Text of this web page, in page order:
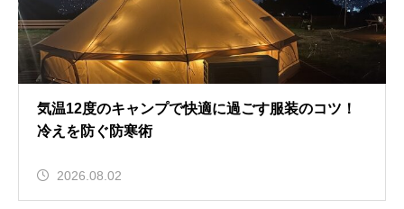
気温12度のキャンプで快適に過ごす服装のコツ！
冷えを防ぐ防寒術
2026.08.02